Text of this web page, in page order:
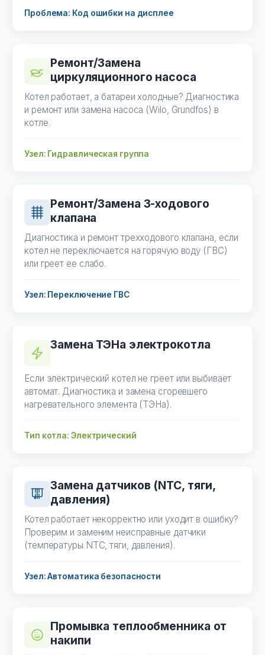
Проблема: Код ошибки на дисплее
Ремонт/Замена
циркуляционного насоса
Котел работает, а батареи холодные? Диагностика
и ремонт или замена насоса (Wilo, Grundfos) в
котле.
Узел: Гидравлическая группа
Ремонт/Замена 3-ходового
клапана
Диагностика и ремонт трехходового клапана, если
котел не переключается на горячую воду (ГВС)
или греет ее слабо.
Узел: Переключение ГВС
Замена ТЭНа электрокотла
Если электрический котел не греет или выбивает
автомат. Диагностика и замена сгоревшего
нагревательного элемента (ТЭНа).
Тип котла: Электрический
Замена датчиков (NTC, тяги,
давления)
Котел работает некорректно или уходит в ошибку?
Проверим и заменим неисправные датчики
(температуры NTC, тяги, давления).
Узел: Автоматика безопасности
Промывка теплообменника от
накипи